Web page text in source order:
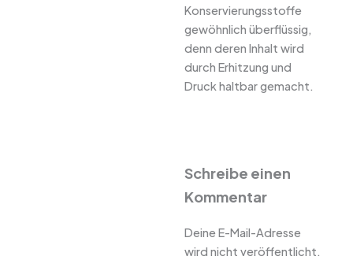
Konservierungsstoffe
gewöhnlich überflüssig,
denn deren Inhalt wird
durch Erhitzung und
Druck haltbar gemacht.
Schreibe einen
Kommentar
Deine E-Mail-Adresse
wird nicht veröffentlicht.